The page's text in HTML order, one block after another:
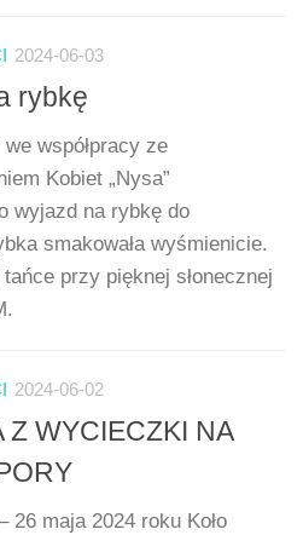
2024-06-03
rybkę
we współpracy ze
Kobiet „Nysa”
wyjazd na rybkę do
smakowała wyśmienicie.
przy pięknej słonecznej
2024-06-02
Z WYCIECZKI NA
26 maja 2024 roku Koło